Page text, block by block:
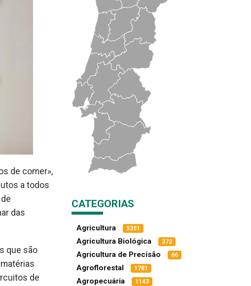
de comer»,
a todos
das
que são
de
CATEGORIAS
Agricultura 5351
Agricultura Biológica 372
Agricultura de Precisão 66
Agroflorestal 1781
Agropecuária 1143